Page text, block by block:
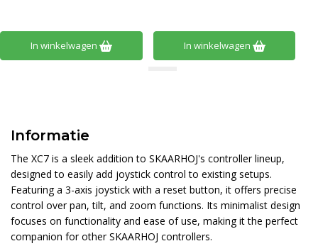
In winkelwagen In winkelwagen
Informatie
The XC7 is a sleek addition to SKAARHOJ's controller lineup,
designed to easily add joystick control to existing setups.
Featuring a 3-axis joystick with a reset button, it offers precise
control over pan, tilt, and zoom functions. Its minimalist design
focuses on functionality and ease of use, making it the perfect
companion for other SKAARHOJ controllers.